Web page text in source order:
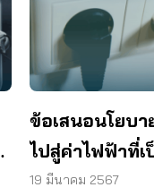
ข้อเสนอนโยบ
ไปสู่ค่าไฟฟ้าที่เ
สร้างความยั่งยื
19 มีนาคม 2567